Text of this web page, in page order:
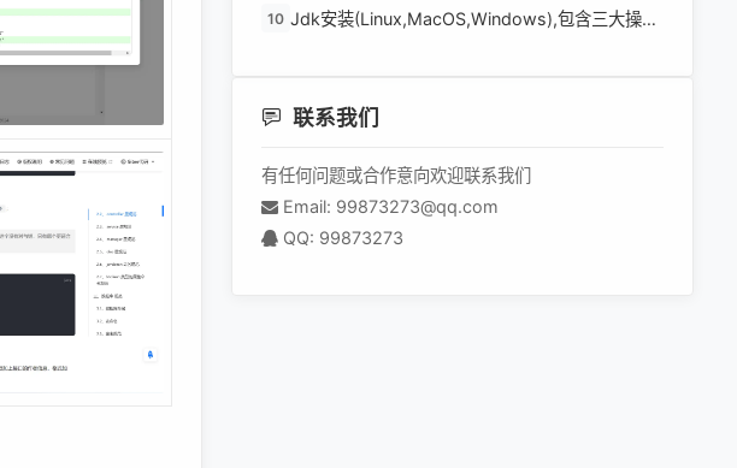
10 Jdk安装(Linux,MacOS,Windows),包含三大操作
联系我们
有任何问题或合作意向欢迎联系我们
Email: 99873273@qq.com
QQ: 99873273